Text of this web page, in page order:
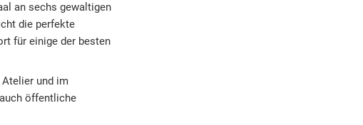
an sechs gewaltigen
die perfekte
für einige der besten
Atelier und im
öffentliche